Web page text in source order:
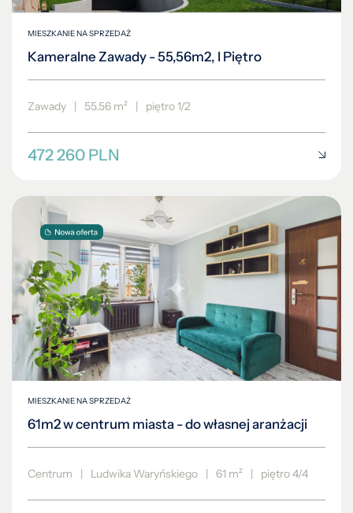
MIESZKANIE NA SPRZEDAŻ
Kameralne Zawady - 55,56m2, I Piętro
Zawady | 55.56 m² | piętro 1/2
472 260 PLN
MIESZKANIE NA SPRZEDAŻ
61m2 w centrum miasta - do własnej aranżacji
Centrum | Ludwika Waryńskiego | 61 m² | piętro 4/4